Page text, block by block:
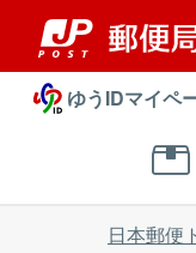
ゆうIDマイペ
日本郵便